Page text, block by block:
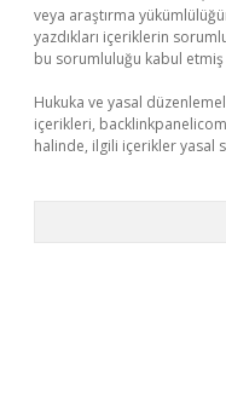
veya araştırma
yazdıkları içeriklerin
bu sorumluluğu kabul etmiş
Hukuka ve yasal
içerikleri,
halinde, ilgili içerikler yasal